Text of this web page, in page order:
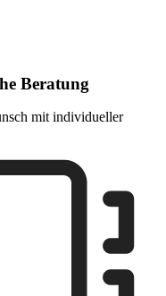
Beratung
mit individueller